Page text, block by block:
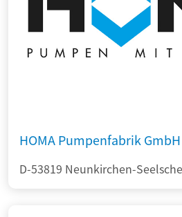
HOMA Pumpenfabrik GmbH
D-53819 Neunkirchen-